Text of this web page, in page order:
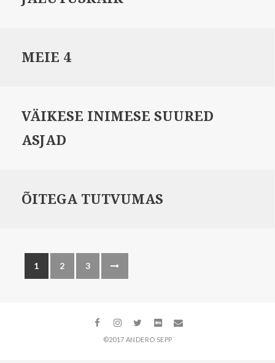
MEIE 4
VÄIKESE INIMESE SUURED
ASJAD
ÕITEGA TUTVUMAS
1 2 3
©2017 ANDERO SEPP